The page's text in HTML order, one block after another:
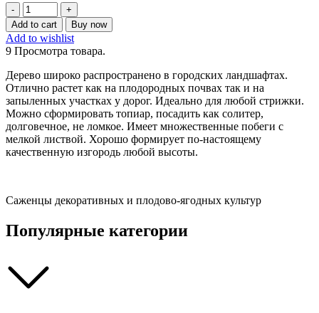
Вяз
приземистый
/
Вяз
мелколистный
(Ulmus
pumila)
100-
200
см
quantity
Add to cart Buy now
Add to wishlist
9 Просмотра товара.
Дерево широко распространено в городских ландшафтах.
Отлично растет как на плодородных почвах так и на
запыленных участках у дорог. Идеально для любой стрижки.
Можно сформировать топиар, посадить как солитер,
долговечное, не ломкое. Имеет множественные побеги с
мелкой листвой. Хорошо формирует по-настоящему
качественную изгородь любой высоты.
Саженцы декоративных и плодово-ягодных культур
Популярные категории